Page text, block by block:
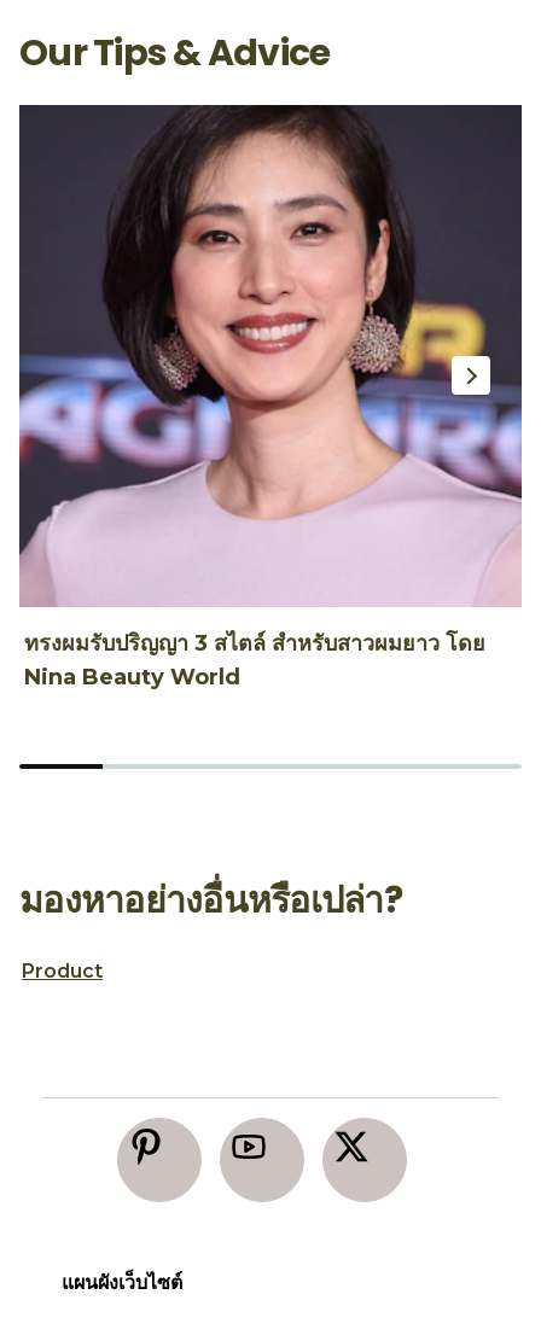
Our Tips & Advice
ทรงผมรับปริญญา 3 สไตล์ สำหรับสาวผมยาว โดย
Nina Beauty World
มองหาอย่างอื่นหรือเปล่า?
Product
แผนผังเว็บไซต์